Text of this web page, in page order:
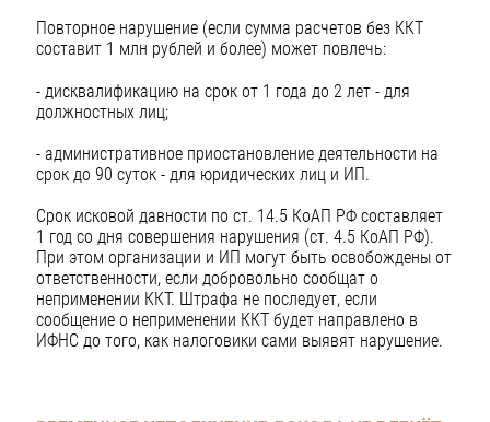
Повторное нарушение (если сумма расчетов без ККТ
составит 1 млн рублей и более) может повлечь:
- дисквалификацию на срок от 1 года до 2 лет - для
должностных лиц;
- административное приостановление деятельности на
срок до 90 суток - для юридических лиц и ИП.
Срок исковой давности по ст. 14.5 КоАП РФ составляет
1 год со дня совершения нарушения (ст. 4.5 КоАП РФ).
При этом организации и ИП могут быть освобождены от
ответственности, если добровольно сообщат о
неприменении ККТ. Штрафа не последует, если
сообщение о неприменении ККТ будет направлено в
ИФНС до того, как налоговики сами выявят нарушение.